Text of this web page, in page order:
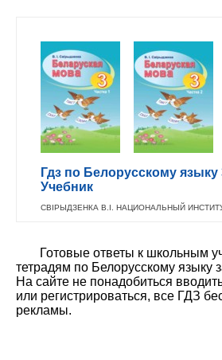
Гдз по Белорусскому языку
Учебник
СВІРЫДЗЕНКА В.І. НАЦИОНАЛЬНЫЙ
Готовые ответы к школьным
тетрадям по Белорусскому языку
На сайте не понадобиться
или регистрироваться, все ГДЗ
рекламы.